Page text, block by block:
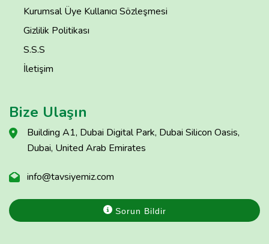
Kurumsal Üye Kullanıcı Sözleşmesi
Gizlilik Politikası
S.S.S
İletişim
Bize Ulaşın
Building A1, Dubai Digital Park, Dubai Silicon Oasis,
Dubai, United Arab Emirates
info@tavsiyemiz.com
Sorun Bildir